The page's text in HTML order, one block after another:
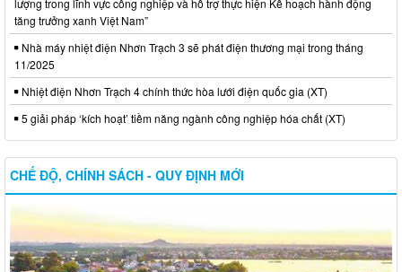
tăng trưởng xanh Việt Nam”
Nhà máy nhiệt điện Nhơn Trạch 3 sẽ phát điện thương mại trong tháng
11/2025
Nhiệt điện Nhơn Trạch 4 chính thức hòa lưới điện quốc gia (XT)
5 giải pháp ‘kích hoạt’ tiềm năng ngành công nghiệp hóa chất (XT)
CHẾ ĐỘ, CHÍNH SÁCH - QUY ĐỊNH MỚI